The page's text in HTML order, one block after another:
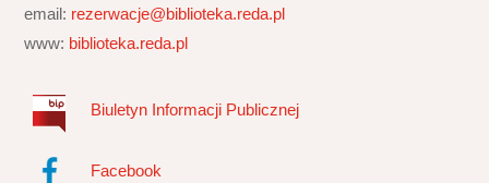
email: rezerwacje@biblioteka.reda.pl
www: biblioteka.reda.pl
Biuletyn Informacji Publicznej
Facebook